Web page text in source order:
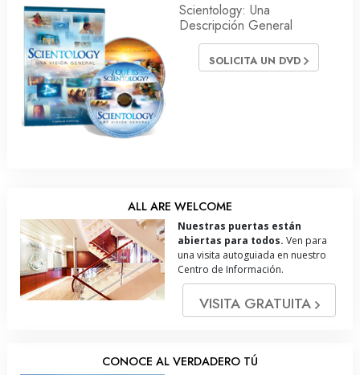
Scientology: Una
Descripción General
SOLICITA UN DVD
ALL ARE WELCOME
Nuestras puertas están
abiertas para todos. Ven para
una visita autoguiada en nuestro
Centro de Información.
VISITA GRATUITA
CONOCE AL VERDADERO TÚ